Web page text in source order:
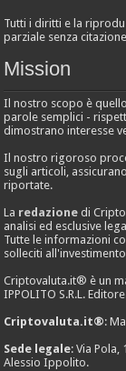
Tutti i diritti e la
parziale senza
Mission
Il nostro scopo è
parole semplici -
dimostrano interesse
Il nostro rigoroso
sugli articoli,
riportate.
La redazione di
analisi ed esclusive
Tutte le informazioni
solleciti
Criptovaluta.it® è un
IPPOLITO S.R.L.
Criptovaluta.it®:
Sede legale: Via Pola,
Alessio Ippolito.